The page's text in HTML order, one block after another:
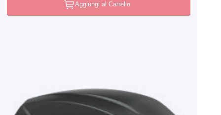
Aggiungi al Carrello